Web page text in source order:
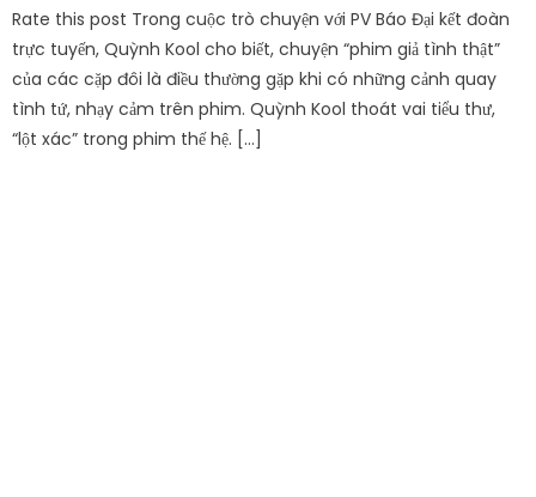
Rate this post Trong cuộc trò chuyện với PV Báo Đại kết đoàn
trực tuyến, Quỳnh Kool cho biết, chuyện “phim giả tình thật”
của các cặp đôi là điều thường gặp khi có những cảnh quay
tình tứ, nhạy cảm trên phim. Quỳnh Kool thoát vai tiểu thư,
“lột xác” trong phim thế hệ. […]